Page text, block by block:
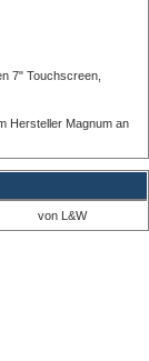
7" Touchscreen,
Hersteller Magnum an
von L&W